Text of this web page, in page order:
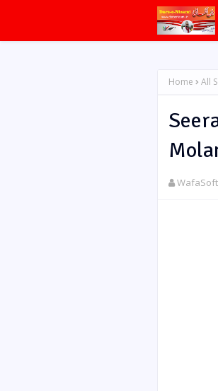
Home All
WafaSoft